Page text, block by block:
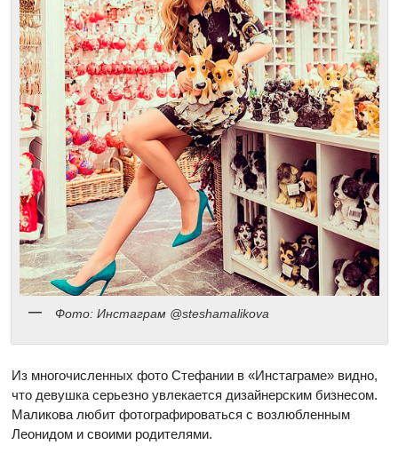
Фото: Инстаграм @steshamalikova
Из многочисленных фото Стефании в «Инстаграме» видно,
что девушка серьезно увлекается дизайнерским бизнесом.
Маликова любит фотографироваться с возлюбленным
Леонидом и своими родителями.